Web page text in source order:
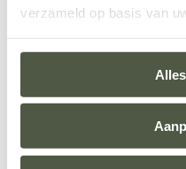
verzameld op basis van